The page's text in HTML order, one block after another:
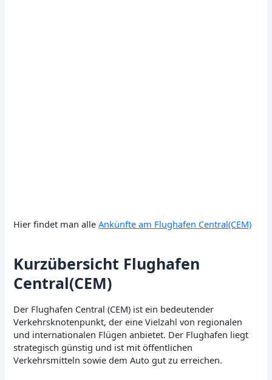
Hier findet man alleAnkünfte am Flughafen Central(CEM)
Kurzübersicht Flughafen
Central(CEM)
Der Flughafen Central (CEM) ist ein bedeutender
Verkehrsknotenpunkt, der eine Vielzahl von regionalen
und internationalen Flügen anbietet. Der Flughafen liegt
strategisch günstig und ist mit öffentlichen
Verkehrsmitteln sowie dem Auto gut zu erreichen.